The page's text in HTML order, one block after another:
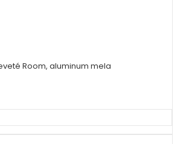
Room, aluminum mela